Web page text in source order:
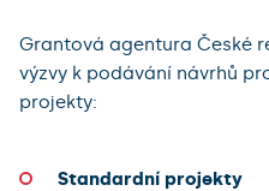
Grantová agentura České
výzvy k podávání návrhů
projekty:
Standardní projekty